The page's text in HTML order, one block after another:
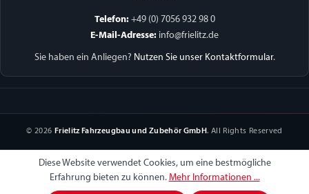
Telefon:+49 (0) 7056 932 98 0
E-Mail-Adresse: info@frielitz.de
Sie haben ein Anliegen? Nutzen Sie unser Kontaktformular.
© 2026 Frielitz Fahrzeugbau und Zubehör GmbH. All Rights Reserved
Diese Website verwendet Cookies, um eine bestmögliche
Erfahrung bieten zu können. Mehr Informationen ...